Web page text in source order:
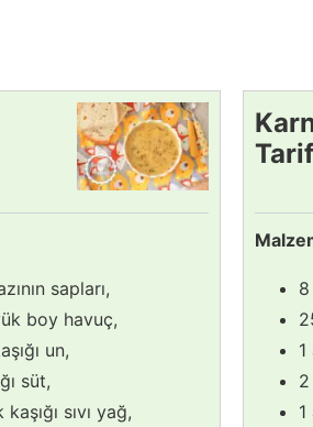
sapları,
boy havuç,
un,
süt,
sıvı yağ,